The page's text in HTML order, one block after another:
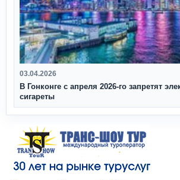
03.04.2026
В Гонконге с апреля 2026‑го запретят
сигареты